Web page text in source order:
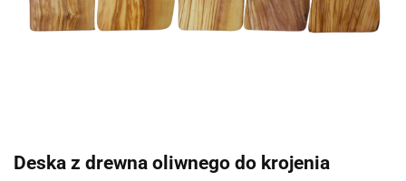
Deska z drewna oliwnego do krojenia